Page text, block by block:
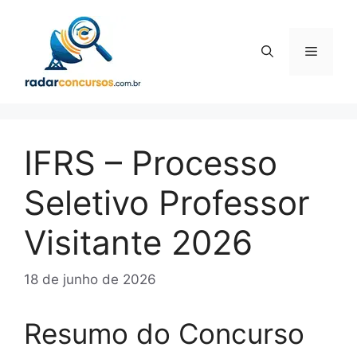
conteúdo
Menu
IFRS – Processo
Seletivo Professor
Visitante 2026
18 de junho de 2026
Resumo do Concurso